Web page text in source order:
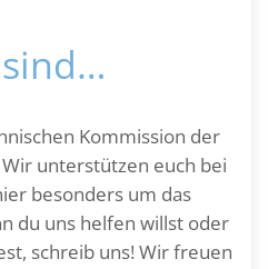
Kommission der
Wir unterstützen euch bei
besonders um das
du uns helfen willst oder
schreib uns! Wir freuen